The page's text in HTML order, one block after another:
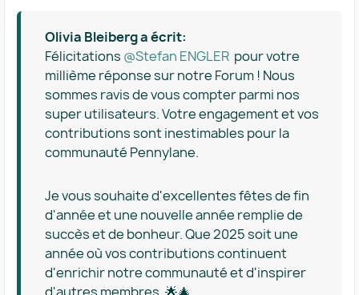
Olivia Bleiberg a écrit:
Félicitations ​ @Stefan ENGLER pour votre
millième réponse sur notre Forum ! Nous
sommes ravis de vous compter parmi nos
super utilisateurs. Votre engagement et vos
contributions sont inestimables pour la
communauté Pennylane.
Je vous souhaite d'excellentes fêtes de fin
d'année et une nouvelle année remplie de
succès et de bonheur. Que 2025 soit une
année où vos contributions continuent
d'enrichir notre communauté et d'inspirer
d'autres membres. 🌟🎄